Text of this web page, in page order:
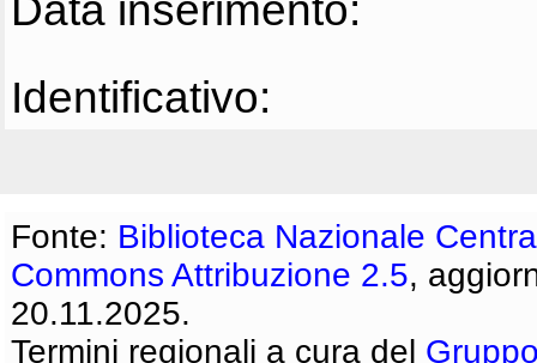
Identificativo:
Fonte: Biblioteca Nazionale
Commons Attribuzione 2.5,
20.11.2025.
Termini regionali a cura del